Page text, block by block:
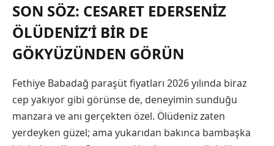
SON SÖZ: CESARET EDERSENIZ
ÖLÜDENIZ’I BIR DE
GÖKYÜZÜNDEN GÖRÜN
Fethiye Babadağ paraşüt fiyatları 2026 yılında biraz
cep yakıyor gibi görünse de, deneyimin sunduğu
manzara ve anı gerçekten özel. Ölüdeniz zaten
yerdeyken güzel; ama yukarıdan bakınca bambaşka